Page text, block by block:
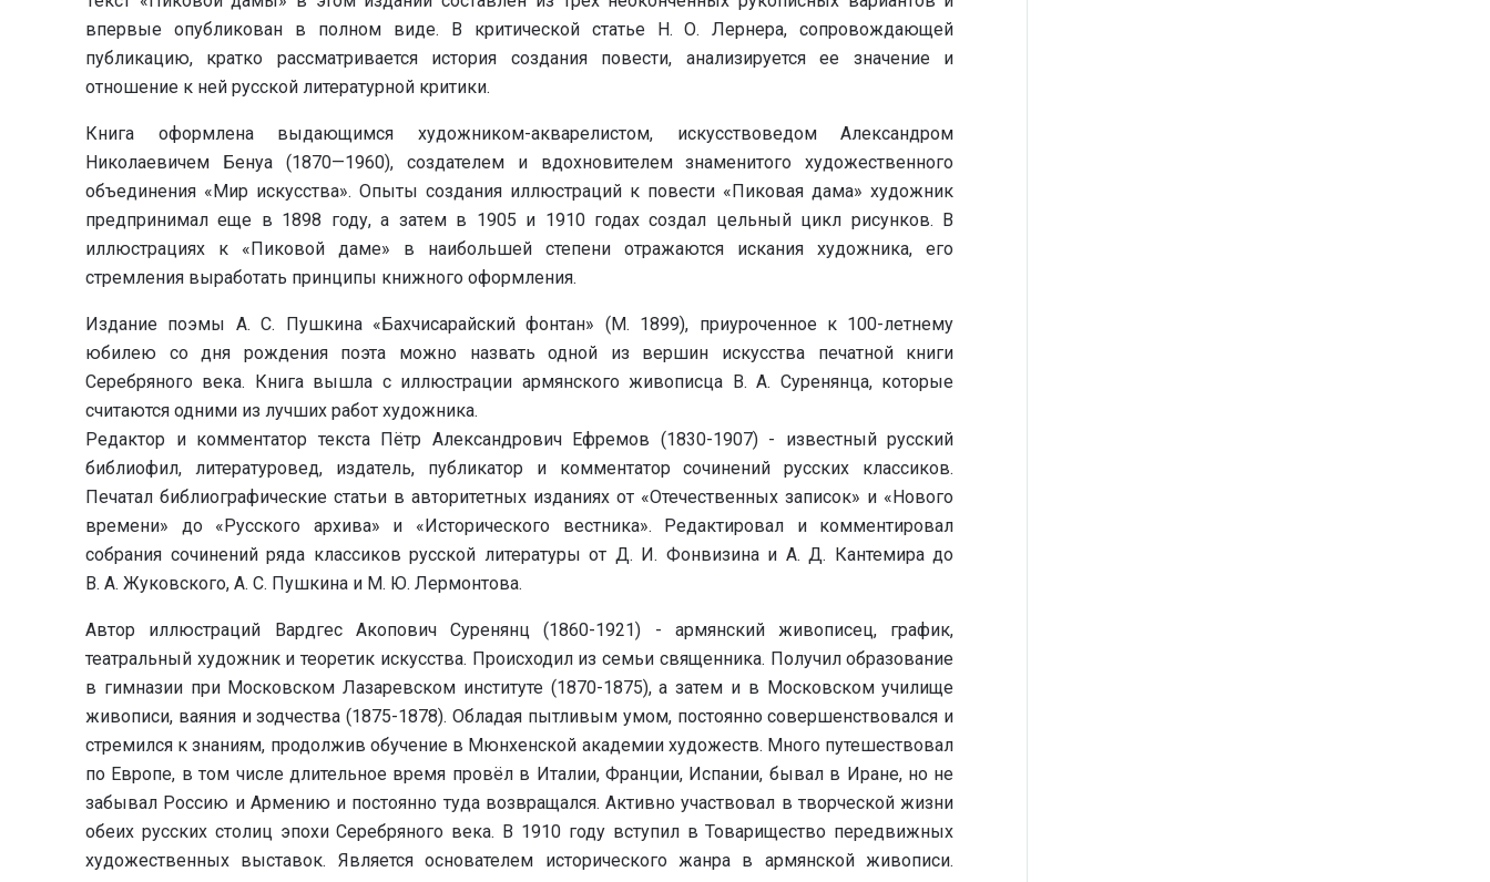
впервые опубликован в полном виде. В критической статье Н. О. Лернера, сопровождающей
публикацию, кратко рассматривается история создания повести, анализируется ее значение и
отношение к ней русской литературной критики.
Книга оформлена выдающимся художником-акварелистом, искусствоведом Александром
Николаевичем Бенуа (1870—1960), создателем и вдохновителем знаменитого художественного
объединения «Мир искусства». Опыты создания иллюстраций к повести «Пиковая дама» художник
предпринимал еще в 1898 году, а затем в 1905 и 1910 годах создал цельный цикл рисунков. В
иллюстрациях к «Пиковой даме» в наибольшей степени отражаются искания художника, его
стремления выработать принципы книжного оформления.
Издание поэмы А. С. Пушкина «Бахчисарайский фонтан» (М. 1899), приуроченное к 100-летнему
юбилею со дня рождения поэта можно назвать одной из вершин искусства печатной книги
Серебряного века. Книга вышла с иллюстрации армянского живописца В. А. Суренянца, которые
считаются одними из лучших работ художника.
Редактор и комментатор текста Пётр Александрович Ефремов (1830-1907) - известный русский
библиофил, литературовед, издатель, публикатор и комментатор сочинений русских классиков.
Печатал библиографические статьи в авторитетных изданиях от «Отечественных записок» и «Нового
времени» до «Русского архива» и «Исторического вестника». Редактировал и комментировал
собрания сочинений ряда классиков русской литературы от Д. И. Фонвизина и А. Д. Кантемира до
В. А. Жуковского, А. С. Пушкина и М. Ю. Лермонтова.
Автор иллюстраций Вардгес Акопович Суренянц (1860-1921) - армянский живописец, график,
театральный художник и теоретик искусства. Происходил из семьи священника. Получил образование
в гимназии при Московском Лазаревском институте (1870-1875), а затем и в Московском училище
живописи, ваяния и зодчества (1875-1878). Обладая пытливым умом, постоянно совершенствовался и
стремился к знаниям, продолжив обучение в Мюнхенской академии художеств. Много путешествовал
по Европе, в том числе длительное время провёл в Италии, Франции, Испании, бывал в Иране, но не
забывал Россию и Армению и постоянно туда возвращался. Активно участвовал в творческой жизни
обеих русских столиц эпохи Серебряного века. В 1910 году вступил в Товарищество передвижных
художественных выставок. Является основателем исторического жанра в армянской живописи.